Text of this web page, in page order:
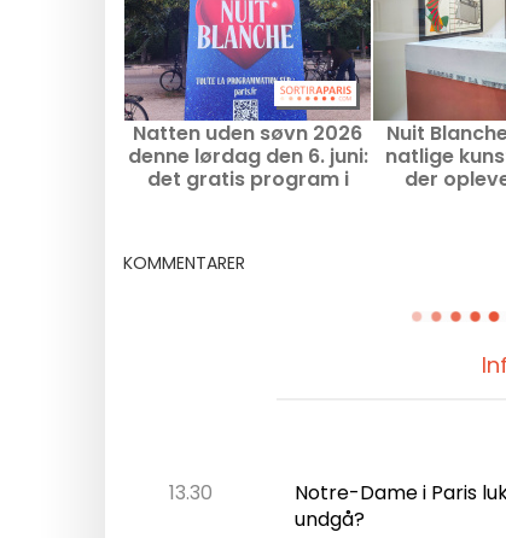
Natten uden søvn 2026
denne lørdag den 6. juni:
det gratis program i
Nuit
natlige
der
KOMMENTARER
13.30
Notre-Dame i Paris
undgå?